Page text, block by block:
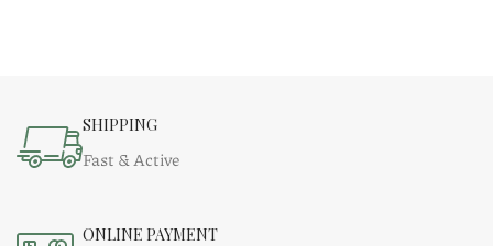
SHIPPING
Fast & Active
ONLINE PAYMENT